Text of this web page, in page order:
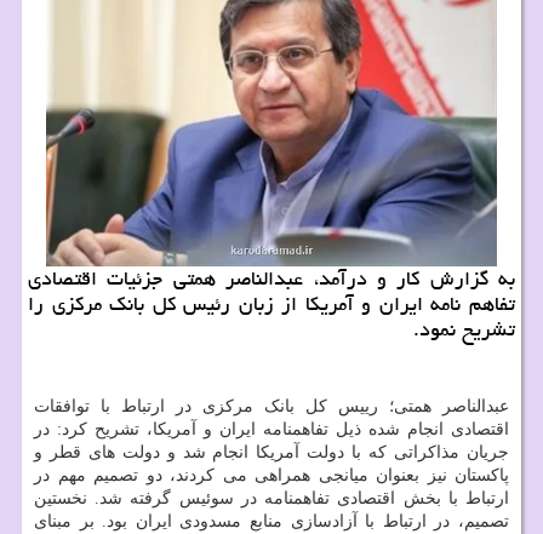
به گزارش کار و درآمد، عبدالناصر همتی جزئیات اقتصادی
تفاهم نامه ایران و آمریکا از زبان رئیس کل بانک مرکزی را
تشریح نمود.
عبدالناصر همتی؛ رییس کل بانک مرکزی در ارتباط با توافقات
اقتصادی انجام شده ذیل تفاهمنامه ایران و آمریکا، تشریح کرد: در
جریان مذاکراتی که با دولت آمریکا انجام شد و دولت های قطر و
پاکستان نیز بعنوان میانجی همراهی می کردند، دو تصمیم مهم در
ارتباط با بخش اقتصادی تفاهمنامه در سوئیس گرفته شد. نخستین
تصمیم، در ارتباط با آزادسازی منابع مسدودی ایران بود. بر مبنای